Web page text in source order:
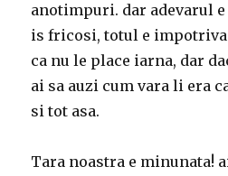
anotimpuri. dar adevarul
is fricosi, totul e
ca nu le place iarna, dar
ai sa auzi cum vara li era
si tot asa.
Tara noastra e minunata!